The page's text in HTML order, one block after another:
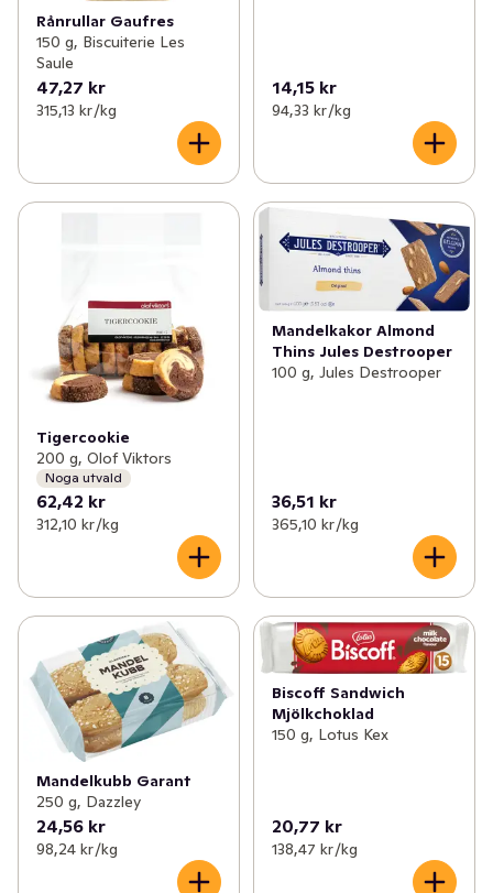
Rånrullar Gaufres
150 g, Biscuiterie Les
Saule
47,27 kr
315,13 kr /kg
14,15 kr
94,33 kr /kg
Tigercookie
200 g, Olof Viktors
Noga utvald
62,42 kr
312,10 kr /kg
Mandelkakor Almond
Thins Jules Destrooper
100 g, Jules Destrooper
36,51 kr
365,10 kr /kg
Mandelkubb Garant
250 g, Dazzley
24,56 kr
98,24 kr /kg
Biscoff Sandwich
Mjölkchoklad
150 g, Lotus Kex
20,77 kr
138,47 kr /kg